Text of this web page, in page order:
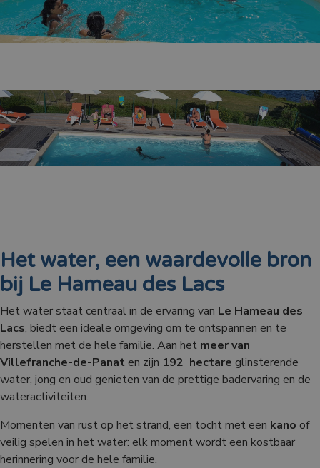
Het water, een waardevolle bron
bij Le Hameau des Lacs
Het water staat centraal in de ervaring van Le Hameau des
Lacs, biedt een ideale omgeving om te ontspannen en te
herstellen met de hele familie. Aan het meer van
Villefranche-de-Panat en zijn 192 hectare glinsterende
water, jong en oud genieten van de prettige badervaring en de
wateractiviteiten.
Momenten van rust op het strand, een tocht met een kano of
veilig spelen in het water: elk moment wordt een kostbaar
herinnering voor de hele familie.